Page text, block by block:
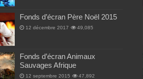
Fonds d’écran Père Noël 2015
12 décembre 2017 49,085
Fonds d’écran Animaux
Sauvages Afrique
12 septembre 2015 47,892